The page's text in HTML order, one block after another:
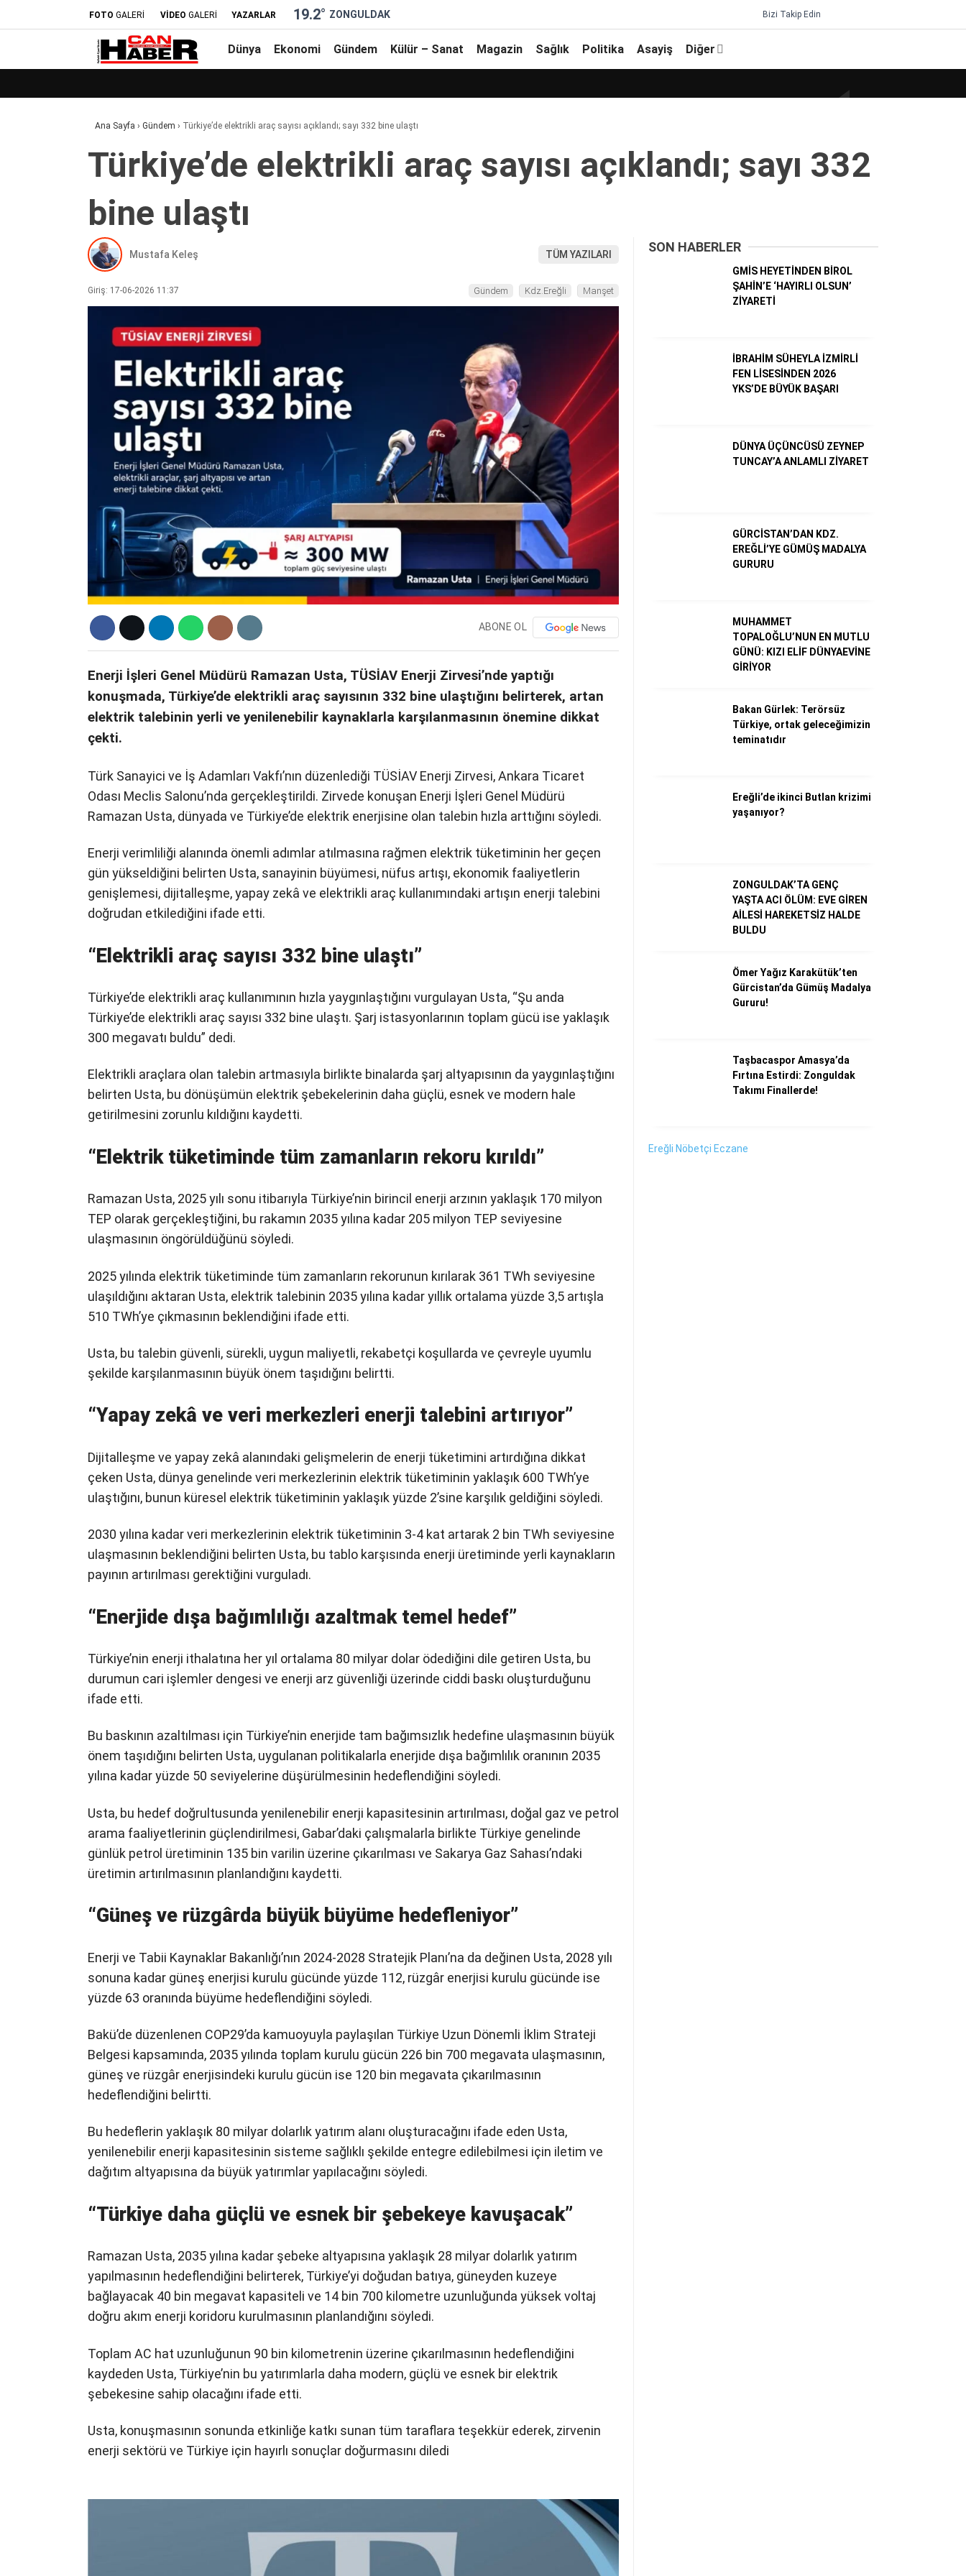
Dünya
Ekonomi
Külür – Sanat
Politika
Facebook
Instagram
FOTO GALERİ VİDEO GALERİ YAZARLAR 19.2° ZONGULDAK Bizi Takip Edin
Dünya Ekonomi Gündem Külür – Sanat Magazin Sağlık Politika Asayiş Diğer
Ana Sayfa › Gündem › Türkiye’de elektrikli araç sayısı açıklandı; sayı 332 bine ulaştı
Türkiye’de elektrikli araç sayısı açıklandı; sayı 332
bine ulaştı
Mustafa Keleş TÜM YAZILARI
Giriş: 17-06-2026 11:37 Gündem Kdz.Ereğli Manşet
ABONE OL
Enerji İşleri Genel Müdürü Ramazan Usta, TÜSİAV Enerji Zirvesi’nde yaptığı
konuşmada, Türkiye’de elektrikli araç sayısının 332 bine ulaştığını belirterek, artan
elektrik talebinin yerli ve yenilenebilir kaynaklarla karşılanmasının önemine dikkat
çekti.
Türk Sanayici ve İş Adamları Vakfı’nın düzenlediği TÜSİAV Enerji Zirvesi, Ankara Ticaret
Odası Meclis Salonu’nda gerçekleştirildi. Zirvede konuşan Enerji İşleri Genel Müdürü
Ramazan Usta, dünyada ve Türkiye’de elektrik enerjisine olan talebin hızla arttığını söyledi.
Enerji verimliliği alanında önemli adımlar atılmasına rağmen elektrik tüketiminin her geçen
gün yükseldiğini belirten Usta, sanayinin büyümesi, nüfus artışı, ekonomik faaliyetlerin
genişlemesi, dijitalleşme, yapay zekâ ve elektrikli araç kullanımındaki artışın enerji talebini
doğrudan etkilediğini ifade etti.
“Elektrikli araç sayısı 332 bine ulaştı”
Türkiye’de elektrikli araç kullanımının hızla yaygınlaştığını vurgulayan Usta, “Şu anda
Türkiye’de elektrikli araç sayısı 332 bine ulaştı. Şarj istasyonlarının toplam gücü ise yaklaşık
300 megavatı buldu” dedi.
Elektrikli araçlara olan talebin artmasıyla birlikte binalarda şarj altyapısının da yaygınlaştığını
belirten Usta, bu dönüşümün elektrik şebekelerinin daha güçlü, esnek ve modern hale
getirilmesini zorunlu kıldığını kaydetti.
“Elektrik tüketiminde tüm zamanların rekoru kırıldı”
Ramazan Usta, 2025 yılı sonu itibarıyla Türkiye’nin birincil enerji arzının yaklaşık 170 milyon
TEP olarak gerçekleştiğini, bu rakamın 2035 yılına kadar 205 milyon TEP seviyesine
ulaşmasının öngörüldüğünü söyledi.
2025 yılında elektrik tüketiminde tüm zamanların rekorunun kırılarak 361 TWh seviyesine
ulaşıldığını aktaran Usta, elektrik talebinin 2035 yılına kadar yıllık ortalama yüzde 3,5 artışla
510 TWh’ye çıkmasının beklendiğini ifade etti.
Usta, bu talebin güvenli, sürekli, uygun maliyetli, rekabetçi koşullarda ve çevreyle uyumlu
şekilde karşılanmasının büyük önem taşıdığını belirtti.
“Yapay zekâ ve veri merkezleri enerji talebini artırıyor”
Dijitalleşme ve yapay zekâ alanındaki gelişmelerin de enerji tüketimini artırdığına dikkat
çeken Usta, dünya genelinde veri merkezlerinin elektrik tüketiminin yaklaşık 600 TWh’ye
ulaştığını, bunun küresel elektrik tüketiminin yaklaşık yüzde 2’sine karşılık geldiğini söyledi.
2030 yılına kadar veri merkezlerinin elektrik tüketiminin 3-4 kat artarak 2 bin TWh seviyesine
ulaşmasının beklendiğini belirten Usta, bu tablo karşısında enerji üretiminde yerli kaynakların
payının artırılması gerektiğini vurguladı.
“Enerjide dışa bağımlılığı azaltmak temel hedef”
Türkiye’nin enerji ithalatına her yıl ortalama 80 milyar dolar ödediğini dile getiren Usta, bu
durumun cari işlemler dengesi ve enerji arz güvenliği üzerinde ciddi baskı oluşturduğunu
ifade etti.
Bu baskının azaltılması için Türkiye’nin enerjide tam bağımsızlık hedefine ulaşmasının büyük
önem taşıdığını belirten Usta, uygulanan politikalarla enerjide dışa bağımlılık oranının 2035
yılına kadar yüzde 50 seviyelerine düşürülmesinin hedeflendiğini söyledi.
Usta, bu hedef doğrultusunda yenilenebilir enerji kapasitesinin artırılması, doğal gaz ve petrol
arama faaliyetlerinin güçlendirilmesi, Gabar’daki çalışmalarla birlikte Türkiye genelinde
günlük petrol üretiminin 135 bin varilin üzerine çıkarılması ve Sakarya Gaz Sahası’ndaki
üretimin artırılmasının planlandığını kaydetti.
“Güneş ve rüzgârda büyük büyüme hedefleniyor”
Enerji ve Tabii Kaynaklar Bakanlığı’nın 2024-2028 Stratejik Planı’na da değinen Usta, 2028 yılı
sonuna kadar güneş enerjisi kurulu gücünde yüzde 112, rüzgâr enerjisi kurulu gücünde ise
yüzde 63 oranında büyüme hedeflendiğini söyledi.
Bakü’de düzenlenen COP29’da kamuoyuyla paylaşılan Türkiye Uzun Dönemli İklim Strateji
Belgesi kapsamında, 2035 yılında toplam kurulu gücün 226 bin 700 megavata ulaşmasının,
güneş ve rüzgâr enerjisindeki kurulu gücün ise 120 bin megavata çıkarılmasının
hedeflendiğini belirtti.
Bu hedeflerin yaklaşık 80 milyar dolarlık yatırım alanı oluşturacağını ifade eden Usta,
yenilenebilir enerji kapasitesinin sisteme sağlıklı şekilde entegre edilebilmesi için iletim ve
dağıtım altyapısına da büyük yatırımlar yapılacağını söyledi.
“Türkiye daha güçlü ve esnek bir şebekeye kavuşacak”
Ramazan Usta, 2035 yılına kadar şebeke altyapısına yaklaşık 28 milyar dolarlık yatırım
yapılmasının hedeflendiğini belirterek, Türkiye’yi doğudan batıya, güneyden kuzeye
bağlayacak 40 bin megavat kapasiteli ve 14 bin 700 kilometre uzunluğunda yüksek voltaj
doğru akım enerji koridoru kurulmasının planlandığını söyledi.
Toplam AC hat uzunluğunun 90 bin kilometrenin üzerine çıkarılmasının hedeflendiğini
kaydeden Usta, Türkiye’nin bu yatırımlarla daha modern, güçlü ve esnek bir elektrik
şebekesine sahip olacağını ifade etti.
Usta, konuşmasının sonunda etkinliğe katkı sunan tüm taraflara teşekkür ederek, zirvenin
enerji sektörü ve Türkiye için hayırlı sonuçlar doğurmasını diledi
SON HABERLER
GMİS HEYETİNDEN BİROL
ŞAHİN’E ‘HAYIRLI OLSUN’
ZİYARETİ
İBRAHİM SÜHEYLA İZMİRLİ
FEN LİSESİNDEN 2026
YKS’DE BÜYÜK BAŞARI
DÜNYA ÜÇÜNCÜSÜ ZEYNEP
TUNCAY’A ANLAMLI ZİYARET
GÜRCİSTAN’DAN KDZ.
EREĞLİ’YE GÜMÜŞ MADALYA
GURURU
MUHAMMET
TOPALOĞLU’NUN EN MUTLU
GÜNÜ: KIZI ELİF DÜNYAEVİNE
GİRİYOR
Bakan Gürlek: Terörsüz
Türkiye, ortak geleceğimizin
teminatıdır
Ereğli’de ikinci Butlan krizimi
yaşanıyor?
ZONGULDAK’TA GENÇ
YAŞTA ACI ÖLÜM: EVE GİREN
AİLESİ HAREKETSİZ HALDE
BULDU
Ömer Yağız Karakütük’ten
Gürcistan’da Gümüş Madalya
Gururu!
Taşbacaspor Amasya’da
Fırtına Estirdi: Zonguldak
Takımı Finallerde!
Ereğli Nöbetçi Eczane